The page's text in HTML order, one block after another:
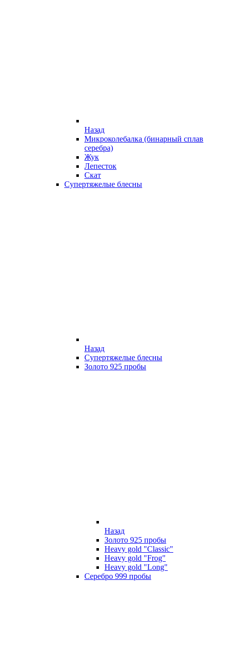
Назад
Микроколебалка (бинарный сплав
серебра)
Жук
Лепесток
Скат
Супертяжелые блесны
Назад
Супертяжелые блесны
Золото 925 пробы
Назад
Золото 925 пробы
Heavy gold "Classic"
Heavy gold "Frog"
Heavy gold "Long"
Серебро 999 пробы